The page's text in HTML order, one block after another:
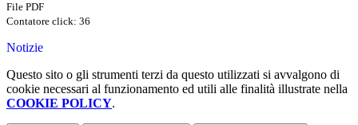
File PDF
Contatore click: 36
Notizie
Questo sito o gli strumenti terzi da questo utilizzati si avvalgono di
cookie necessari al funzionamento ed utili alle finalità illustrate nella
COOKIE POLICY.